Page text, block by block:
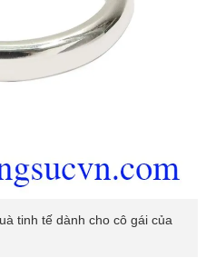
tinh tế dành cho cô gái của